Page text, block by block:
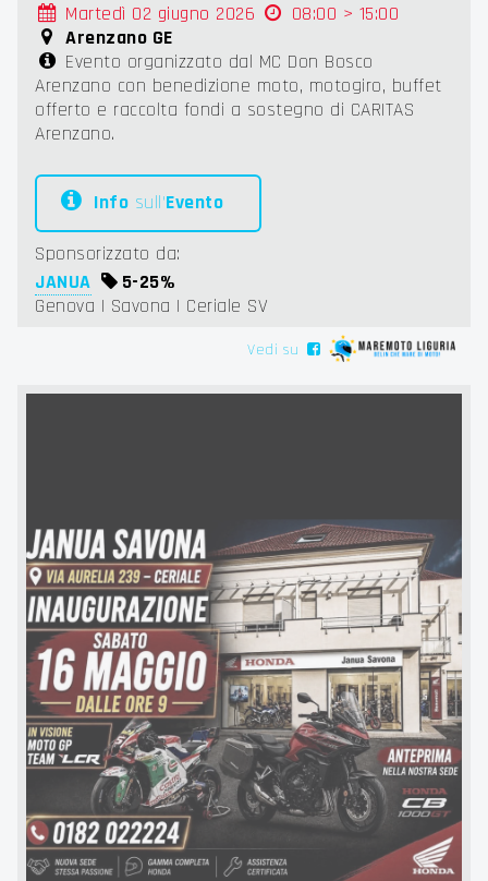
Martedì 02 giugno 2026
08:00 > 15:00
Arenzano GE
Evento organizzato dal MC Don Bosco
Arenzano con benedizione moto, motogiro, buffet
offerto e raccolta fondi a sostegno di CARITAS
Arenzano.
Info sull'Evento
Sponsorizzato da:
JANUA
5-25%
Genova | Savona | Ceriale SV
Vedi su